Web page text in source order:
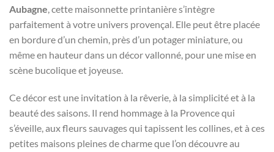
Aubagne , cette maisonnette printanière s’intègre
parfaitement à votre univers provençal. Elle peut être placée
en bordure d’un chemin, près d’un potager miniature, ou
même en hauteur dans un décor vallonné, pour une mise en
scène bucolique et joyeuse.
Ce décor est une invitation à la rêverie, à la simplicité et à la
beauté des saisons. Il rend hommage à la Provence qui
s’éveille, aux fleurs sauvages qui tapissent les collines, et à ces
petites maisons pleines de charme que l’on découvre au